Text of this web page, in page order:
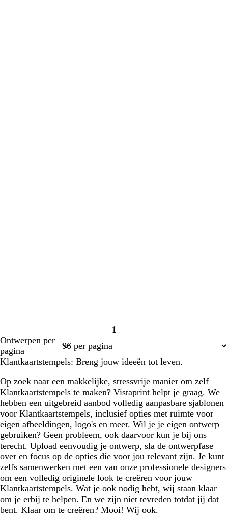
Pagina
1
Ontwerpen per
pagina
Klantkaartstempels: Breng jouw ideeën tot leven.
Op zoek naar een makkelijke, stressvrije manier om zelf
Klantkaartstempels te maken? Vistaprint helpt je graag. We
hebben een uitgebreid aanbod volledig aanpasbare sjablonen
voor Klantkaartstempels, inclusief opties met ruimte voor
eigen afbeeldingen, logo's en meer. Wil je je eigen ontwerp
gebruiken? Geen probleem, ook daarvoor kun je bij ons
terecht. Upload eenvoudig je ontwerp, sla de ontwerpfase
over en focus op de opties die voor jou relevant zijn. Je kunt
zelfs samenwerken met een van onze professionele designers
om een volledig originele look te creëren voor jouw
Klantkaartstempels. Wat je ook nodig hebt, wij staan klaar
om je erbij te helpen. En we zijn niet tevreden totdat jij dat
bent. Klaar om te creëren? Mooi! Wij ook.